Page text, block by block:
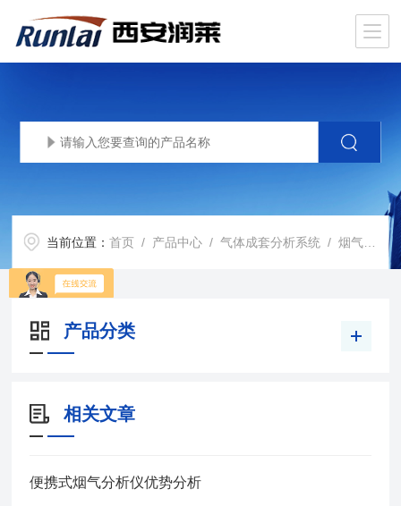
当前位置：首页 / 产品中心 /气体成套分析系统 /烟气分析仪
产品分类
相关文章
便携式烟气分析仪优势分析